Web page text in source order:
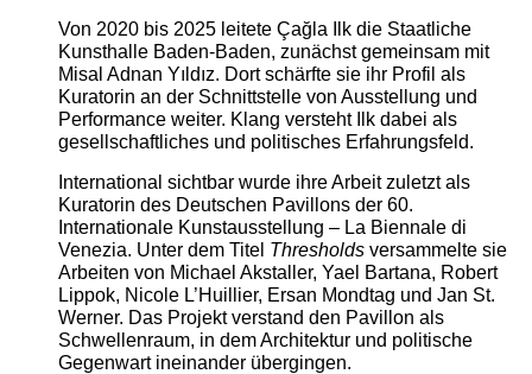
Von 2020 bis 2025 leitete Çağla Ilk die Staatliche
Kunsthalle Baden-Baden, zunächst gemeinsam mit
Misal Adnan Yıldız. Dort schärfte sie ihr Profil als
Kuratorin an der Schnittstelle von Ausstellung und
Performance weiter. Klang versteht Ilk dabei als
gesellschaftliches und politisches Erfahrungsfeld.
International sichtbar wurde ihre Arbeit zuletzt als
Kuratorin des Deutschen Pavillons der 60.
Internationale Kunstausstellung – La Biennale di
Venezia. Unter dem Titel Thresholdsversammelte sie
Arbeiten von Michael Akstaller, Yael Bartana, Robert
Lippok, Nicole L’Huillier, Ersan Mondtag und Jan St.
Werner. Das Projekt verstand den Pavillon als
Schwellenraum, in dem Architektur und politische
Gegenwart ineinander übergingen.